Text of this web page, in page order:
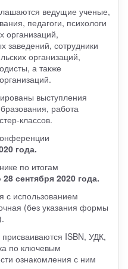
ведущие ученые,
педагоги, психологи
организаций,
заведений, сотрудники
организаций,
а также
выступления
работа
классов.
года.
по итогам
28 сентября 2020 года.
с использованием
(без указания формы
ISBN, УДК,
по ключевым
ознакомления с ним